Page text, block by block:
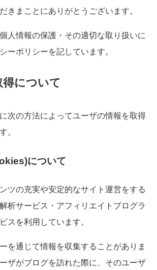
きまことにありがとうございます。
人情報の保護・その適切な取り扱いに
ーポリシーを記しています。
得について
次の方法によってユーザの情報を取得
。
について
ツの充実や安定的なサイト運営をする
析サービス・アフィリエイトプログラ
スを利用しています。
を通じて情報を収集することがありま
ザがブログを訪れた際に、そのユーザ